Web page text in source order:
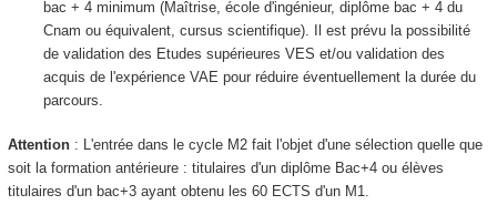
bac + 4 minimum (Maîtrise, école d'ingénieur, diplôme bac + 4 du
Cnam ou équivalent, cursus scientifique). Il est prévu la possibilité
de validation des Etudes supérieures VES et/ou validation des
acquis de l'expérience VAE pour réduire éventuellement la durée du
parcours.
Attention : L'entrée dans le cycle M2 fait l'objet d'une sélection quelle que
soit la formation antérieure : titulaires d'un diplôme Bac+4 ou élèves
titulaires d'un bac+3 ayant obtenu les 60 ECTS d'un M1.